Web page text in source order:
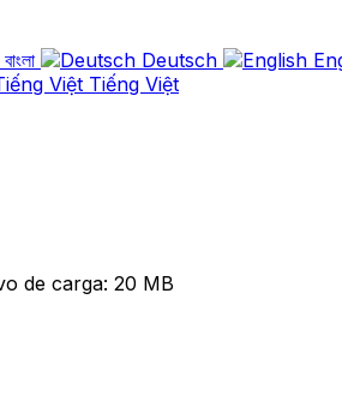
বাংলা Deutsch
Tiếng Việt
de carga: 20 MB